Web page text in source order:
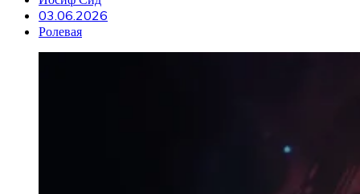
03.06.2026
Ролевая